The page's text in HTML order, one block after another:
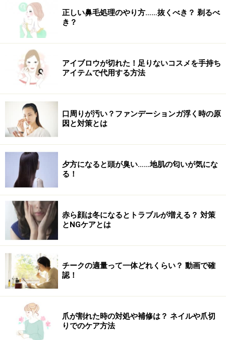
飲み物で1,500ml、食事から800ml
次に、体内に入ってくる水ですが、まず、飲料水やお
茶、人によってはジュースなどとして1日1,500mlほどが
補給されます。次に固形の食品に含まれる水分（見えな
い水）として、毎日800ml程度が入ります。
糖や脂肪燃焼でオマケの水分！
さらに、糖や脂肪をエネルギーとして利用するために分
解する過程では、
きるために、これも体内で利用されます。
人間の体が水分を出し入れするメカニズムについてはご
正しい鼻毛処理のやり方……抜くべき？ 剃るべ
き？
アイブロウが切れた！足りないコスメを手持ち
アイテムで代用する方法
口周りが汚い？ファンデーションガ浮く時の原
因と対策とは
夕方になると頭が臭い……地肌の匂いが気にな
る！
赤ら顔は冬になるとトラブルが増える？ 対策
とNGケアとは
チークの適量って一体どれくらい？ 動画で確
認！
爪が割れた時の対処や補修は？ ネイルや爪切
りでのケア方法